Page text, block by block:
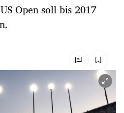
Open soll bis 2017